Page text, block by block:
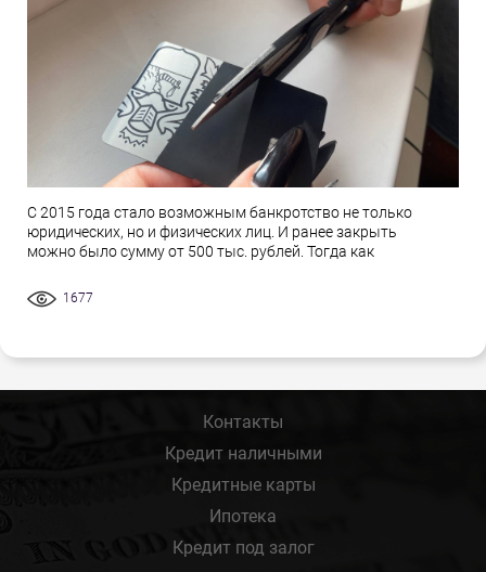
С 2015 года стало возможным банкротство не только
юридических, но и физических лиц. И ранее закрыть
можно было сумму от 500 тыс. рублей. Тогда как
1677
Контакты
Кредит наличными
Кредитные карты
Ипотека
Кредит под залог